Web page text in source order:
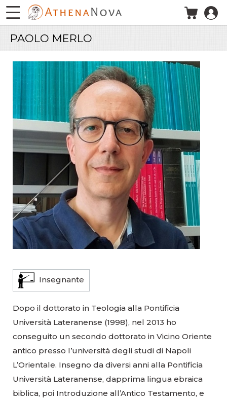
Salta al contenuto principale
PAOLO MERLO
Insegnante
Dopo il dottorato in Teologia alla Pontificia
Università Lateranense (1998), nel 2013 ho
conseguito un secondo dottorato in Vicino Oriente
antico presso l’università degli studi di Napoli
L’Orientale. Insegno da diversi anni alla Pontificia
Università Lateranense, dapprima lingua ebraica
biblica, poi Introduzione all’Antico Testamento, e